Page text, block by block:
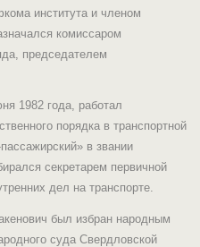
института и членом
комиссаром
председателем
1982 года, работал
порядка в транспортной
в звании
секретарем первичной
дел на транспорте.
был избран народным
суда Свердловской